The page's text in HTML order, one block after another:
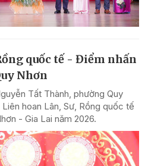
quốc tế - Điểm nhấn
Nhơn
Tất Thành, phường Quy
hoan Lân, Sư, Rồng quốc tế
- Gia Lai năm 2026.